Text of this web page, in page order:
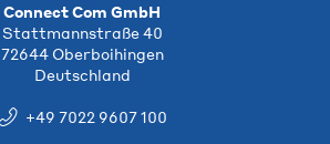
Connect Com GmbH
Stattmannstraße 40
72644 Oberboihingen
Deutschland
+49 7022 9607 100